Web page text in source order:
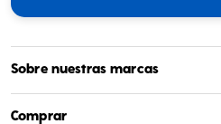
Sobre nuestras marcas
Comprar